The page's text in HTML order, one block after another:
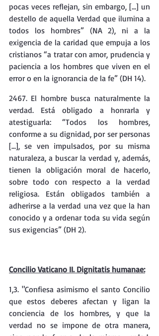
pocas veces reflejan, sin embargo, [...] un
destello de aquella Verdad que ilumina a
todos los hombres” (NA 2), ni a la
exigencia de la caridad que empuja a los
cristianos “a tratar con amor, prudencia y
paciencia a los hombres que viven en el
error o en la ignorancia de la fe” (DH 14).
2467. El hombre busca naturalmente la
verdad. Está obligado a honrarla y
atestiguarla: “Todos los hombres,
conforme a su dignidad, por ser personas
[...], se ven impulsados, por su misma
naturaleza, a buscar la verdad y, además,
tienen la obligación moral de hacerlo,
sobre todo con respecto a la verdad
religiosa. Están obligados también a
adherirse a la verdad una vez que la han
conocido y a ordenar toda su vida según
sus exigencias” (DH 2).
Concilio Vaticano II. Dignitatis humanae:
1,3. "Confiesa asimismo el santo Concilio
que estos deberes afectan y ligan la
conciencia de los hombres, y que la
verdad no se impone de otra manera,